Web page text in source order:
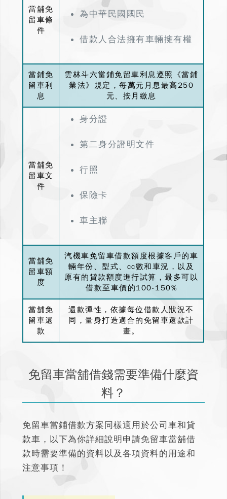
當舖免
留車條
件
為中華民國國民
借款人合法擁有車輛擁有權
當鋪免
留車利
息
雲林斗六當鋪免留車利息遵照《當鋪
業法》規定，每萬元月息最高250
元、按月繳息
當舖免
留車文
件
身分證
第二身分證明文件
行照
保險卡
車主聯
當舖免
留車額
度
汽機車免留車借款額度根據客戶的車
輛年份、型式、cc數和車況，以及
原有的貸款額度進行試算，最多可以
借款至車價的100-150%
當舖免
留車還
款
還款彈性，依據每位借款人狀況不
同，量身打造適合的免留車還款計
畫。
免留車當舖借錢需要準備什麼資
料？
免留車當鋪借款方案同樣適用於公司車和貸
款車，以下為你詳細說明申請免留車當舖借
款時需要準備的資料以及各項資料的用途和
注意事項！